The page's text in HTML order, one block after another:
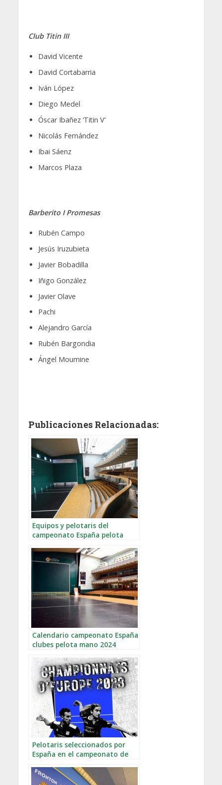
Club Titin III
David Vicente
David Cortabarria
Iván López
Diego Medel
Óscar Ibañez ‘Titin V’
Nicolás Fernández
Ibai Sáenz
Marcos Plaza
Barberito I Promesas
Rubén Campo
Jesús Iruzubieta
Javier Bobadilla
Iñigo González
Javier Olave
Pachi
Alejandro García
Rubén Bargondia
Ángel Moumine
Publicaciones Relacionadas:
Equipos y pelotaris del
campeonato España pelota
Calendario campeonato España
clubes pelota mano 2024
Pelotaris seleccionados por
España en el campeonato de